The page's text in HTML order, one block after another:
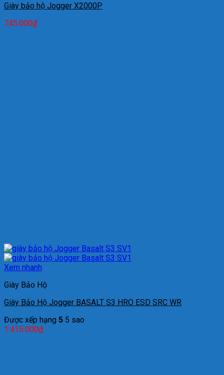
Giày bảo hộ Jogger X2000P
745.000₫
Xem nhanh
Giày Bảo Hộ
Giày Bảo Hộ Jogger BASALT S3 HRO ESD SRC WR
Được xếp hạng 5 5 sao
1.415.000₫